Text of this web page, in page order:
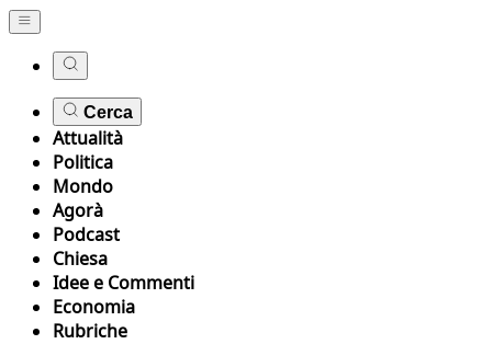
Cerca
Attualità
Politica
Mondo
Agorà
Podcast
Chiesa
Idee e Commenti
Economia
Rubriche